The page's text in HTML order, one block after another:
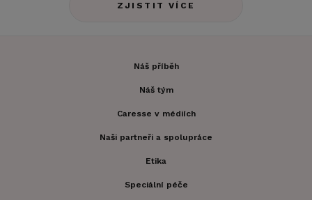
ZJISTIT VÍCE
Náš příběh
Náš tým
Caresse v médiích
Naši partneři a spolupráce
Etika
Speciální péče